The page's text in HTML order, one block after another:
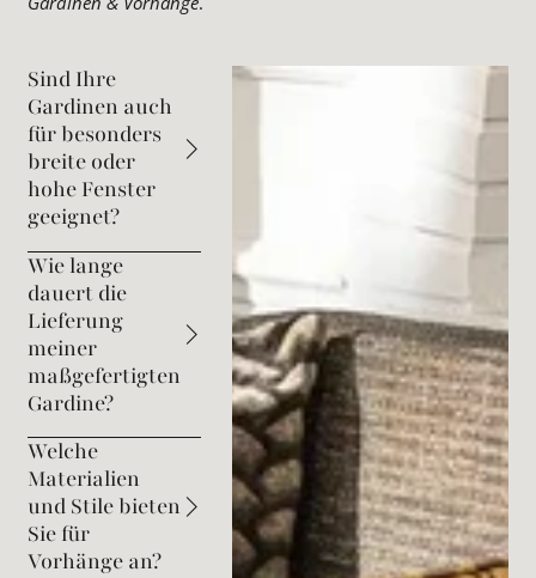
Sind Ihre
Gardinen auch
für besonders
breite oder
hohe Fenster
geeignet?
Wie lange
dauert die
Lieferung
meiner
maßgefertigten
Gardine?
Welche
Materialien
und Stile bieten
Sie für
Vorhänge an?